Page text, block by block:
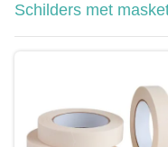
Schilders met